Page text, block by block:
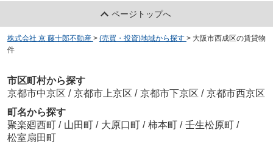
ページトップへ
株式会社 京 藤十郎不動産 > (売買・投資)地域から探す > 大阪市西成区の賃貸物
件
市区町村から探す
京都市中京区 / 京都市上京区 / 京都市下京区 / 京都市西京区
町名から探す
聚楽廻西町 / 山田町 / 大原口町 / 柿本町 / 壬生松原町 /
松室扇田町